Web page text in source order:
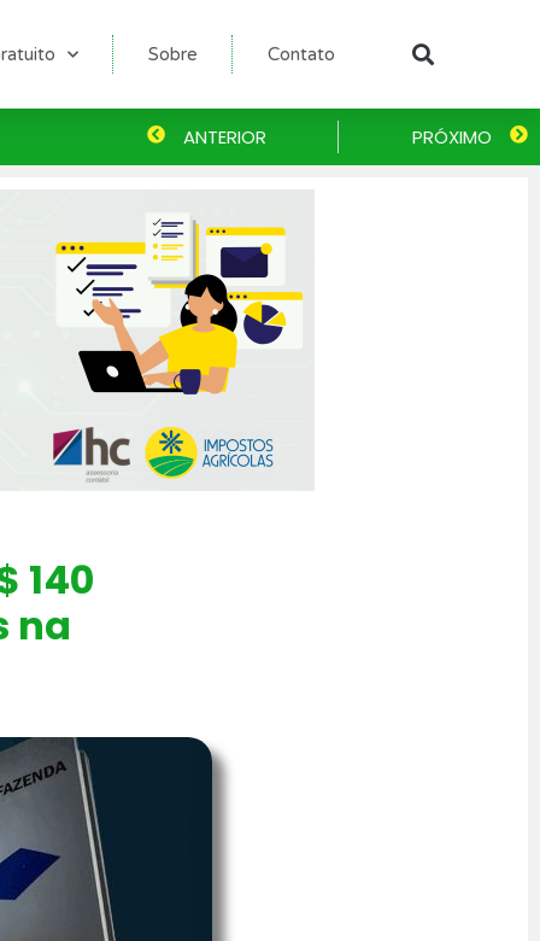
Sobre Contato
Anterior
ANTERIOR PRÓXIMO
140
na